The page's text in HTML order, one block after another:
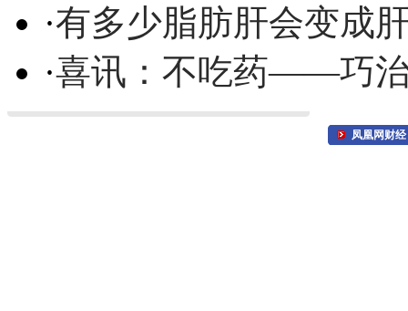
·有多少脂肪肝会变成
·喜讯：不吃药——巧
凤凰网财经